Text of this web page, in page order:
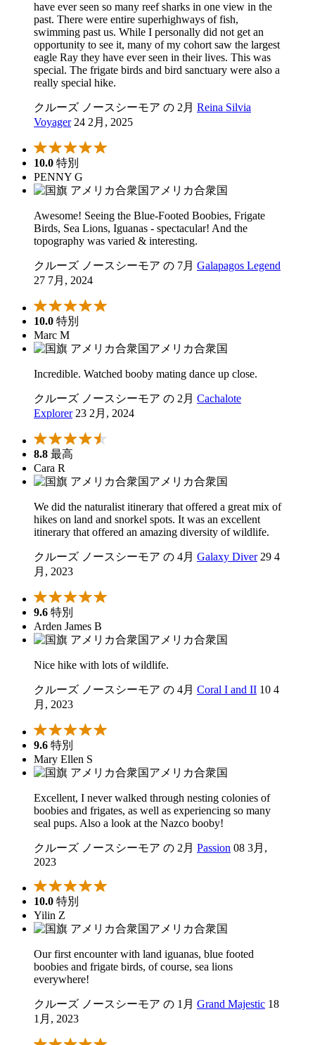
have ever seen so many reef sharks in one view in the
past. There were entire superhighways of fish,
swimming past us. While I personally did not get an
opportunity to see it, many of my cohort saw the largest
eagle Ray they have ever seen in their lives. This was
special. The frigate birds and bird sanctuary were also a
really special hike.
クルーズ ノースシーモア の 2月 Reina Silvia
Voyager 24 2月, 2025
10.0 特別
PENNY G
アメリカ合衆国
Awesome! Seeing the Blue-Footed Boobies, Frigate
Birds, Sea Lions, Iguanas - spectacular! And the
topography was varied & interesting.
クルーズ ノースシーモア の 7月 Galapagos Legend
27 7月, 2024
10.0 特別
Marc M
アメリカ合衆国
Incredible. Watched booby mating dance up close.
クルーズ ノースシーモア の 2月 Cachalote
Explorer 23 2月, 2024
8.8 最高
Cara R
アメリカ合衆国
We did the naturalist itinerary that offered a great mix of
hikes on land and snorkel spots. It was an excellent
itinerary that offered an amazing diversity of wildlife.
クルーズ ノースシーモア の 4月 Galaxy Diver 29 4
月, 2023
9.6 特別
Arden James B
アメリカ合衆国
Nice hike with lots of wildlife.
クルーズ ノースシーモア の 4月 Coral I and II 10 4
月, 2023
9.6 特別
Mary Ellen S
アメリカ合衆国
Excellent, I never walked through nesting colonies of
boobies and frigates, as well as experiencing so many
seal pups. Also a look at the Nazco booby!
クルーズ ノースシーモア の 2月 Passion 08 3月,
2023
10.0 特別
Yilin Z
アメリカ合衆国
Our first encounter with land iguanas, blue footed
boobies and frigate birds, of course, sea lions
everywhere!
クルーズ ノースシーモア の 1月 Grand Majestic 18
1月, 2023